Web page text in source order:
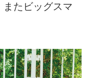
たビッグスマ